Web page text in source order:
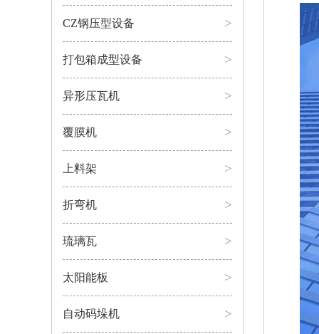
CZ钢压型设备 >
打包箱成型设备 >
异形压瓦机 >
覆膜机 >
上料架 >
折弯机 >
琉璃瓦 >
太阳能板 >
自动码垛机 >